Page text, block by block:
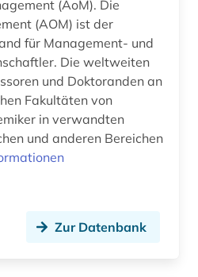
bundesdatenschutzgesetz (1)
(1)
(1)
bundeshaushaltsrecht (1)
(AoM). Die
(AOM) ist der
für Management- und
Die weltweiten
und Doktoranden an
Fakultäten von
in verwandten
und anderen Bereichen
Zur Datenbank